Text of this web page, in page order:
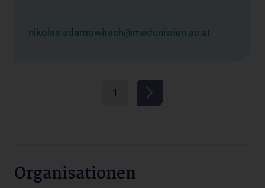
nikolas.adamowitsch@meduniwien.ac.at
1
Organisationen